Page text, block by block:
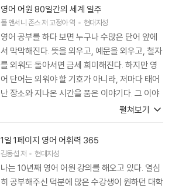
영어 어원 80일간의 세계 일주
폴 앤서니 존스저 고정아역 현대지성
영어 공부를 하다 보면 누구나 수많은 단어 앞에
서 막막해진다. 뜻을 외우고, 예문을 외우고, 철자
를 외워도 돌아서면 금세 희미해진다. 하지만 영
어 단어는 외워야 할 기호가 아니라, 저마다 태어
난 장소와 지나온 시간을 품은 이야기다. 그 이야
기를 알게 되는 순간, 단어는 훨씬 더 오래 기억된
의 뿌리를 찾아 세계 곳곳을 여행하는 책이다. 유
럽에서 시작해 아프리카, 아시아, 오세아니아, 북
아메리카, 남아메리카까지 이어지는 여정 속에
서, 우리는 익숙한 단어들이 어떻게 생겨나고 의
펼쳐보기
1일 1페이지 영어 어휘력 365
김동섭저 현대지성
나는 10년째 영어 어원 강의를 해오고 있다. 열심
히 공부해주신 덕분에 많은 수강생이 원하던 대학